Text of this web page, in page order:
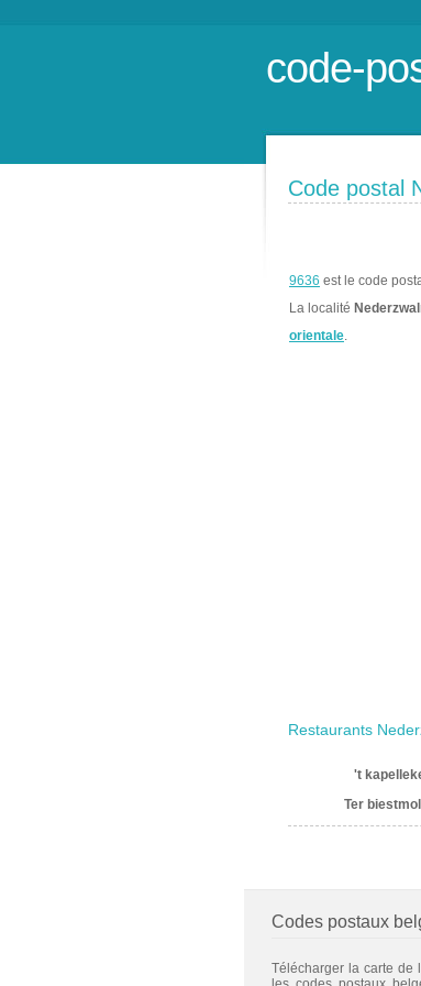
code-
Code postal
9636 est le code
La localité
orientale.
Restaurants
't
Ter
Codes postaux
Télécharger la carte de